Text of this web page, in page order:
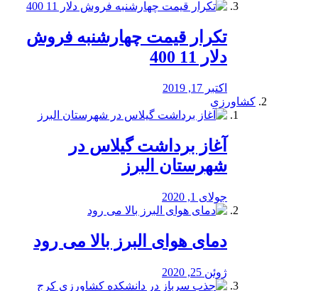
تکرار قیمت چهارشنبه فروش
دلار 11 400
اکتبر 17, 2019
کشاورزی
آغاز برداشت گیلاس در
شهرستان البرز
جولای 1, 2020
دمای هوای البرز بالا می رود
ژوئن 25, 2020